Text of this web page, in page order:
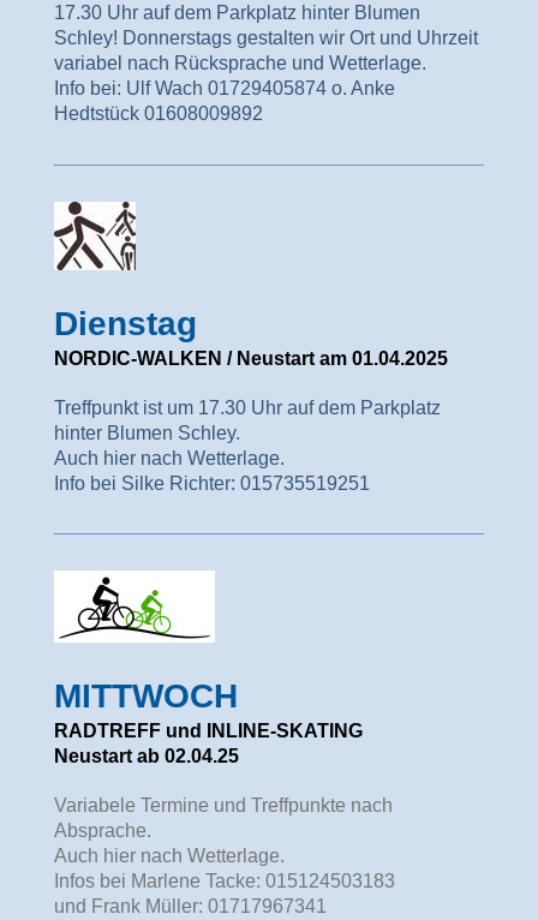
17.30 Uhr auf dem Parkplatz hinter Blumen
Schley! Donnerstags gestalten wir Ort und Uhrzeit
variabel nach Rücksprache und Wetterlage.
Info bei: Ulf Wach 01729405874 o. Anke
Hedtstück 01608009892
Dienstag
NORDIC-WALKEN / Neustart am 01.04.2025
Treffpunkt ist um 17.30 Uhr auf dem Parkplatz
hinter Blumen Schley.
Auch hier nach Wetterlage.
Info bei Silke Richter: 015735519251
MITTWOCH
RADTREFF und
INLINE-SKATING
Neustart ab 02.04.25
Variabele Termine und Treffpunkte nach
Absprache.
Auch hier nach Wetterlage.
Infos bei Marlene Tacke: 015124503183
und Frank Müller: 01717967341